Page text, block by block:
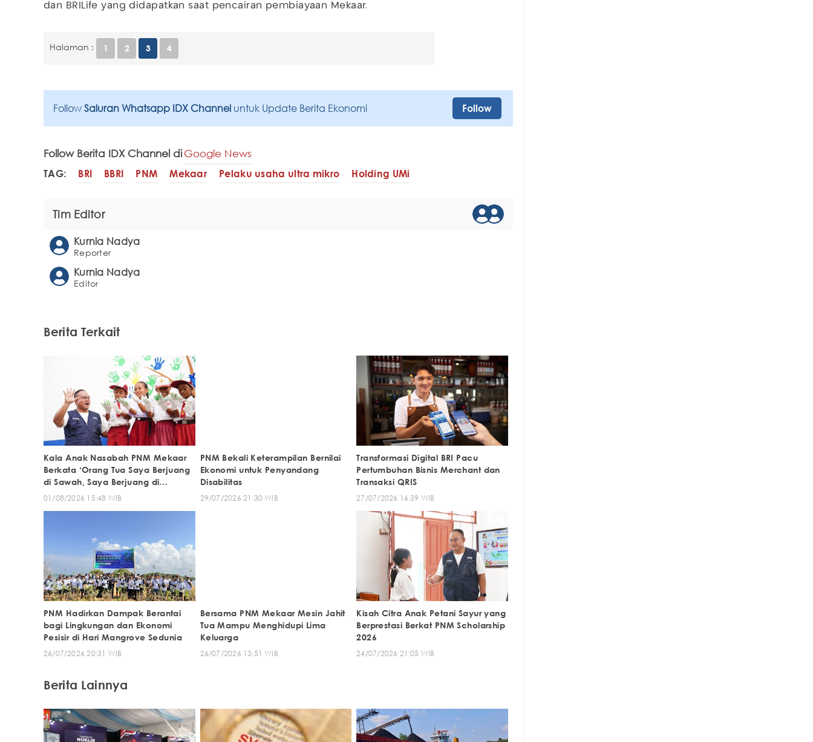
dan BRILife yang didapatkan saat pencairan pembiayaan Mekaar.
Halaman : 1 2 3 4
Follow Saluran Whatsapp IDX Channel untuk Update Berita Ekonomi Follow
Follow Berita IDX Channel diGoogle News
TAG: BRI BBRI PNM Mekaar Pelaku usaha ultra mikro Holding UMi
Tim Editor
Kurnia Nadya
Reporter
Kurnia Nadya
Editor
Berita Terkait
Kala Anak Nasabah PNM Mekaar
Berkata ‘Orang Tua Saya Berjuang
di Sawah, Saya Berjuang di
Sekolah’
01/08/2026 15:48 WIB
PNM Bekali Keterampilan Bernilai
Ekonomi untuk Penyandang
Disabilitas
29/07/2026 21:30 WIB
Transformasi Digital BRI Pacu
Pertumbuhan Bisnis Merchant dan
Transaksi QRIS
27/07/2026 16:39 WIB
PNM Hadirkan Dampak Berantai
bagi Lingkungan dan Ekonomi
Pesisir di Hari Mangrove Sedunia
26/07/2026 20:31 WIB
Bersama PNM Mekaar Mesin Jahit
Tua Mampu Menghidupi Lima
Keluarga
26/07/2026 13:51 WIB
Kisah Citra Anak Petani Sayur yang
Berprestasi Berkat PNM Scholarship
2026
24/07/2026 21:05 WIB
Berita Lainnya